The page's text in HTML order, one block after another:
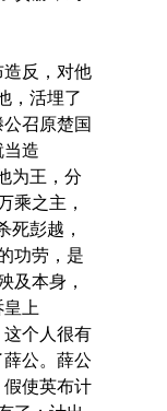
反，对他
，活埋了
召原楚国
当造
为王，分
乘之主，
死彭越，
功劳，是
及本身，
上
个人很有
公。薛公
假使英布计